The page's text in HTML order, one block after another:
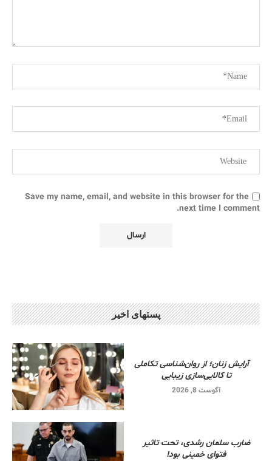
Save my name, email, and website in this browser for the
next time I comment.
پستهای اخیر
آرایش زنان؛ از روان‌شناسی تکاملی
تا کالایی‌سازی زیبایی
آگوست 8, 2026
ضارب سلمان رشدی، تحت تاثیر
فتوای خمینی بود!